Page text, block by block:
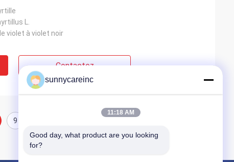
L.
violet à violet noir
Contactez
9
sunnycareinc
11:18 AM
Good day, what product are you looking
for?